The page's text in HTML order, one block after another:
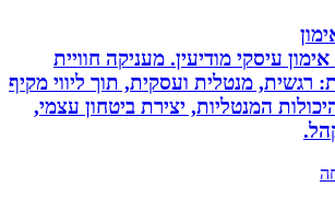
עיסקי מודיעין. מעניקה חוויית
מנטלית ועסקית, תוך ליווי מקיף
המנטליות, יצירת ביטחון עצמי,